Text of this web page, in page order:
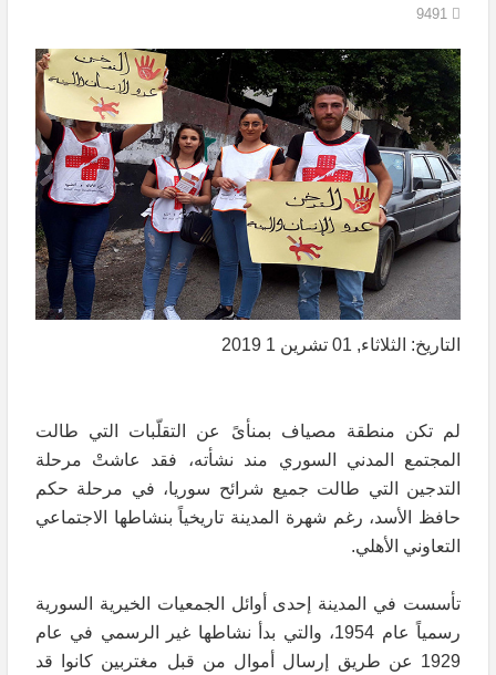
التاريخ: الثلاثاء, 01 تشرين 1 2019
لم تكن منطقة مصياف بمنأىً عن التقلّبات التي طالت
المجتمع المدني السوري مند نشأته، فقد عاشتْ مرحلة
التدجين التي طالت جميع شرائح سوريا، في مرحلة حكم
حافظ الأسد، رغم شهرة المدينة تاريخياً بنشاطها الاجتماعي
التعاوني الأهلي.
تأسست في المدينة إحدى أوائل الجمعيات الخيرية السورية
رسمياً عام 1954، والتي بدأ نشاطها غير الرسمي في عام
1929 عن طريق إرسال أموال من قبل مغتربين كانوا قد